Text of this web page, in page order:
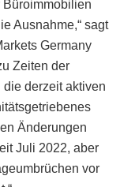
Büroimmobilien
Ausnahme,“ sagt
Germany
Zeiten der
derzeit aktiven
Änderungen
Juli 2022, aber
vor